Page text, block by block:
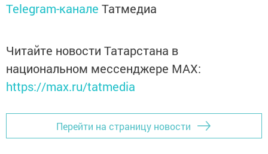
Telegram-канале Татмедиа
Читайте новости Татарстана в
национальном мессенджере MАХ:
https://max.ru/tatmedia
Перейти на страницу новости